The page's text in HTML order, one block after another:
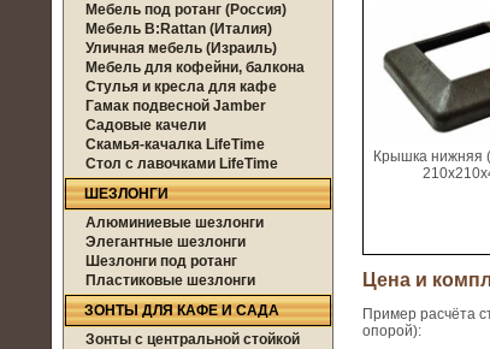
Крышка нижняя
Цена и
Пример расчёта
опорой):
Мебель под ротанг (Россия)
Мебель B:Rattan (Италия)
Уличная мебель (Израиль)
Мебель для кофейни, балкона
Стулья и кресла для кафе
Гамак подвесной Jamber
Садовые качели
Скамья-качалка LifeTime
Стол с лавочками LifeTime
ШЕЗЛОНГИ
Алюминиевые шезлонги
Элегантные шезлонги
Шезлонги под ротанг
Пластиковые шезлонги
ЗОНТЫ ДЛЯ КАФЕ И САДА
Зонты с центральной стойкой